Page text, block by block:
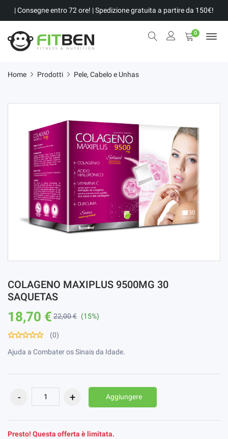
| Consegne entro 72 ore! | Spedizione gratuita a partire da 150€!
0
Home Prodotti Pele, Cabelo e Unhas
COLAGENO MAXIPLUS 9500MG 30
SAQUETAS
18,70 € 22,00 € (15%)
(0)
Ajuda a Combater os Sinais da Idade.
Aggiungere
Presto! Questa offerta è limitata.